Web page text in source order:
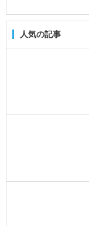
人気の記事